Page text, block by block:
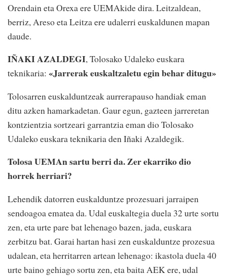
Orendain eta Orexa ere UEMAkide dira. Leitzaldean,
berriz, Areso eta Leitza ere udalerri euskaldunen mapan
daude.
IÑAKI AZALDEGI, Tolosako Udaleko euskara
teknikaria: «Jarrerak euskaltzaletu egin behar ditugu»
Tolosarren euskalduntzeak aurrerapauso handiak eman
ditu azken hamarkadetan. Gaur egun, gazteen jarreretan
kontzientzia sortzeari garrantzia eman dio Tolosako
Udaleko euskara teknikaria den Iñaki Azaldegik.
Tolosa UEMAn sartu berri da. Zer ekarriko dio
horrek herriari?
Lehendik datorren euskalduntze prozesuari jarraipen
sendoagoa ematea da. Udal euskaltegia duela 32 urte sortu
zen, eta urte pare bat lehenago bazen, jada, euskara
zerbitzu bat. Garai hartan hasi zen euskalduntze prozesua
udalean, eta herritarren artean lehenago: ikastola duela 40
urte baino gehiago sortu zen, eta baita AEK ere, udal